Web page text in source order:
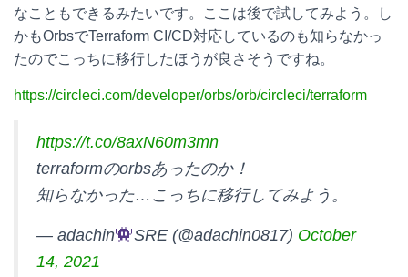
なこともできるみたいです。ここは後で試してみよう。し
かもOrbsでTerraform CI/CD対応しているのも知らなかっ
たのでこっちに移行したほうが良さそうですね。
https://circleci.com/developer/orbs/orb/circleci/terraform
https://t.co/8axN60m3mn
terraformのorbsあったのか！
知らなかった…こっちに移行してみよう。
— adachin SRE (@adachin0817) October
14, 2021